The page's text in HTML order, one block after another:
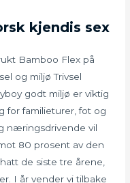
kjendis sex
Bamboo Flex på
og miljø Trivsel
godt miljø er viktig
for familieturer, fot og
næringsdrivende vil
80 prosent av den
de siste tre årene,
I år vender vi tilbake